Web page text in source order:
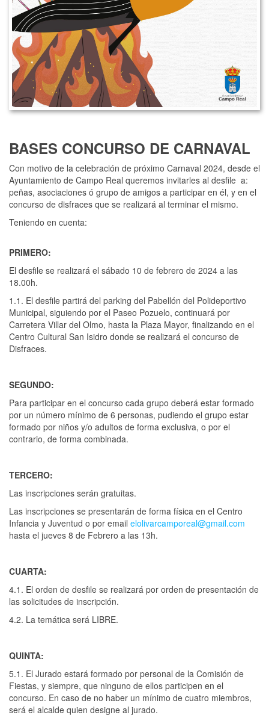
BASES CONCURSO DE CARNAVAL
Con motivo de la celebración de próximo Carnaval 2024, desde el
Ayuntamiento de Campo Real queremos invitarles al desfile a:
peñas, asociaciones ó grupo de amigos a participar en él, y en el
concurso de disfraces que se realizará al terminar el mismo.
Teniendo en cuenta:
PRIMERO:
El desfile se realizará el sábado 10 de febrero de 2024 a las
18.00h.
1.1. El desfile partirá del parking del Pabellón del Polideportivo
Municipal, siguiendo por el Paseo Pozuelo, continuará por
Carretera Villar del Olmo, hasta la Plaza Mayor, finalizando en el
Centro Cultural San Isidro donde se realizará el concurso de
Disfraces.
SEGUNDO:
Para participar en el concurso cada grupo deberá estar formado
por un número mínimo de 6 personas, pudiendo el grupo estar
formado por niños y/o adultos de forma exclusiva, o por el
contrario, de forma combinada.
TERCERO:
Las inscripciones serán gratuitas.
Las inscripciones se presentarán de forma física en el Centro
Infancia y Juventud o por email elolivarcamporeal@gmail.com
hasta el jueves 8 de Febrero a las 13h.
CUARTA:
4.1. El orden de desfile se realizará por orden de presentación de
las solicitudes de inscripción.
4.2. La temática será LIBRE.
QUINTA:
5.1. El Jurado estará formado por personal de la Comisión de
Fiestas, y siempre, que ninguno de ellos participen en el
concurso. En caso de no haber un mínimo de cuatro miembros,
será el alcalde quien designe al jurado.